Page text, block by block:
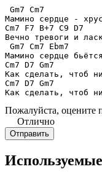
Gm7 Cm7
Мамино сердце -
Cm7 F7 B+7 C9 D7
Вечно тревоги и
Gm7 Cm7 Ebm7
Мамино сердце
Cm7 D7 Gm7
Как сделать, чтоб
Cm7 D7 Gm7
Как сделать, чтоб
Пожалуйста, оцените
Отлично